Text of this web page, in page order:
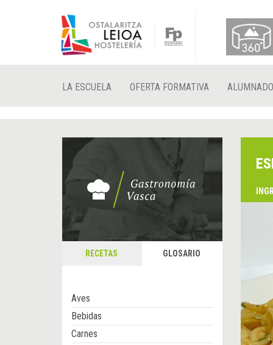
LA ESCUELA OFERTA FORMATIVA ALUMNADO
RECETAS GLOSARIO
Aves
Bebidas
Carnes